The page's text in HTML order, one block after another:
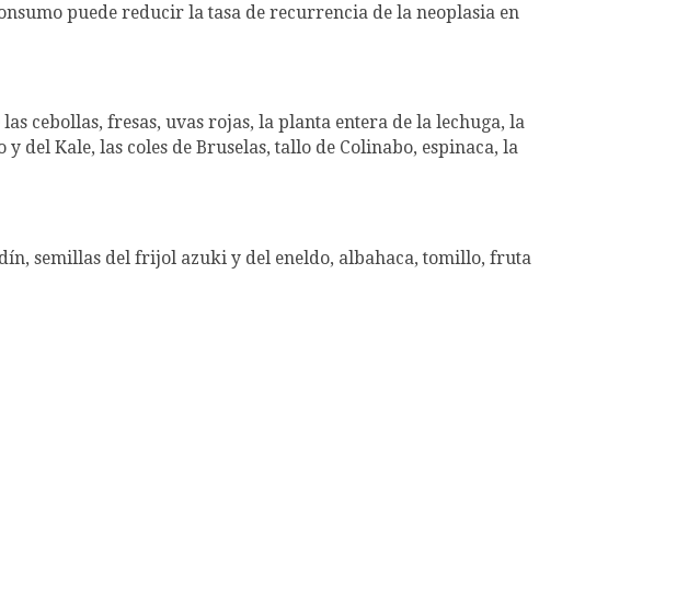
puede reducir la tasa de recurrencia de la neoplasia en
cebollas, fresas, uvas rojas, la planta entera de la lechuga, la
Kale, las coles de Bruselas, tallo de Colinabo, espinaca, la
semillas del frijol azuki y del eneldo, albahaca, tomillo, fruta